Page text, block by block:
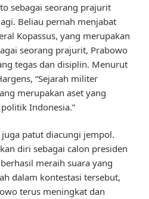
sebagai seorang prajurit
Beliau pernah menjabat
Kopassus, yang merupakan
seorang prajurit, Prabowo
tegas dan disiplin. Menurut
“Sejarah militer
merupakan aset yang
Indonesia.”
patut diacungi jempol.
diri sebagai calon presiden
meraih suara yang
dalam kontestasi tersebut,
terus meningkat dan